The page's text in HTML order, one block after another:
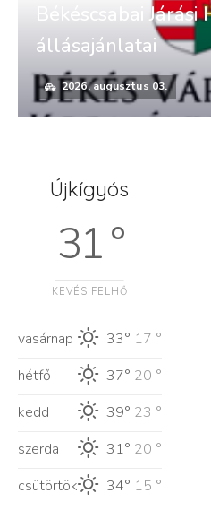
Békéscsabai
állásajánlatai
2026. augusztus 03.
Újkígyós
31 °
KEVÉS FELHŐ
vasárnap 33° 17 °
hétfő
37° 20 °
kedd
39° 23 °
szerda
31° 20 °
csütörtök
34° 15 °